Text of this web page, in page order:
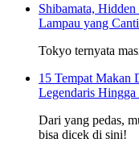
Shibamata,
Lampau yang
Tokyo ternyata
15 Tempat Makan
Legendaris
Dari yang pedas,
bisa dicek di sini!